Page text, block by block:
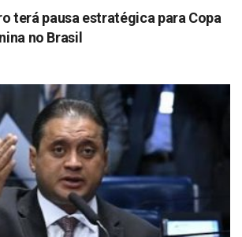
terá pausa estratégica para Copa
no Brasil